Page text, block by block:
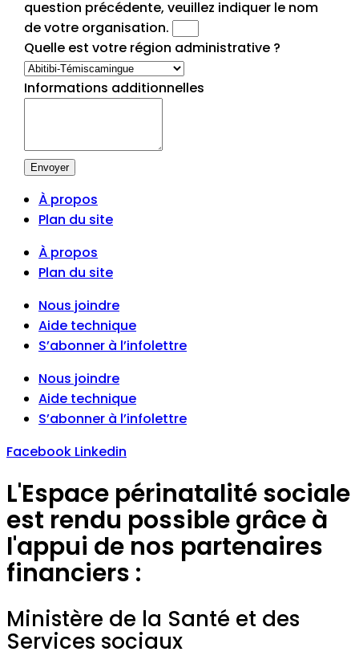
question précédente, veuillez indiquer le nom
de votre organisation.
Quelle est votre région administrative ?
Informations additionnelles
Envoyer
À propos
Plan du site
À propos
Plan du site
Nous joindre
Aide technique
S’abonner à l’infolettre
Nous joindre
Aide technique
S’abonner à l’infolettre
Facebook Linkedin
L'Espace périnatalité sociale
est rendu possible grâce à
l'appui de nos partenaires
financiers :
Ministère de la Santé et des
Services sociaux